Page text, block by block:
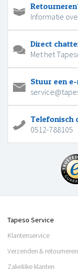
Informatie
Direct
Met het
Stuur een
Telefonisch
0512-788105
Tapeso Service
Klantenservice
Verzenden & retourneren
Zakelijke klanten